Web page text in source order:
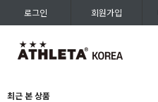
로그인 회원가입
최근 본 상품